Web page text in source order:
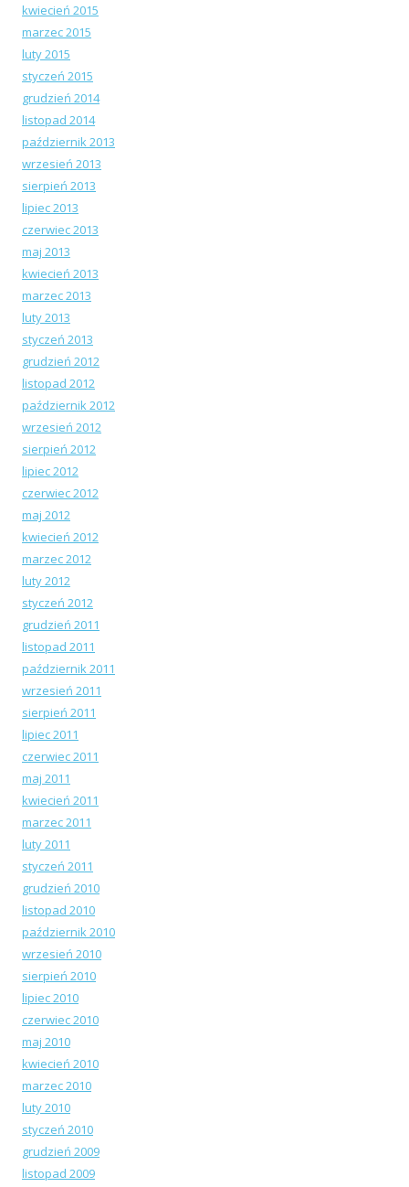
kwiecień 2015
marzec 2015
luty 2015
styczeń 2015
grudzień 2014
listopad 2014
październik 2013
wrzesień 2013
sierpień 2013
lipiec 2013
czerwiec 2013
maj 2013
kwiecień 2013
marzec 2013
luty 2013
styczeń 2013
grudzień 2012
listopad 2012
październik 2012
wrzesień 2012
sierpień 2012
lipiec 2012
czerwiec 2012
maj 2012
kwiecień 2012
marzec 2012
luty 2012
styczeń 2012
grudzień 2011
listopad 2011
październik 2011
wrzesień 2011
sierpień 2011
lipiec 2011
czerwiec 2011
maj 2011
kwiecień 2011
marzec 2011
luty 2011
styczeń 2011
grudzień 2010
listopad 2010
październik 2010
wrzesień 2010
sierpień 2010
lipiec 2010
czerwiec 2010
maj 2010
kwiecień 2010
marzec 2010
luty 2010
styczeń 2010
grudzień 2009
listopad 2009